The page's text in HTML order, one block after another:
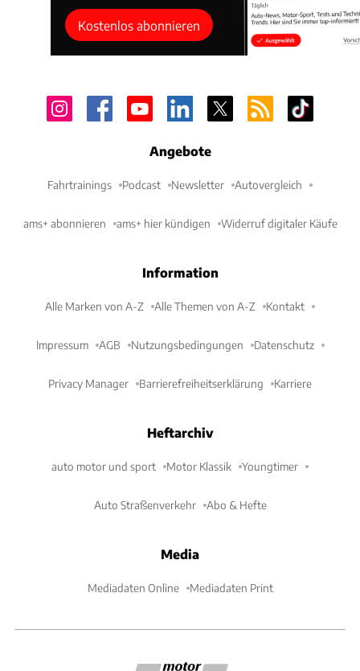
Kostenlos abonnieren
Angebote
Fahrtrainings Podcast Newsletter Autovergleich
ams+ abonnieren ams+ hier kündigen Widerruf digitaler Käufe
Information
Alle Marken von A-Z Alle Themen von A-Z Kontakt
Impressum AGB Nutzungsbedingungen Datenschutz
Privacy Manager Barrierefreiheitserklärung Karriere
Heftarchiv
auto motor und sport Motor Klassik Youngtimer
Auto Straßenverkehr Abo & Hefte
Media
Mediadaten Online Mediadaten Print